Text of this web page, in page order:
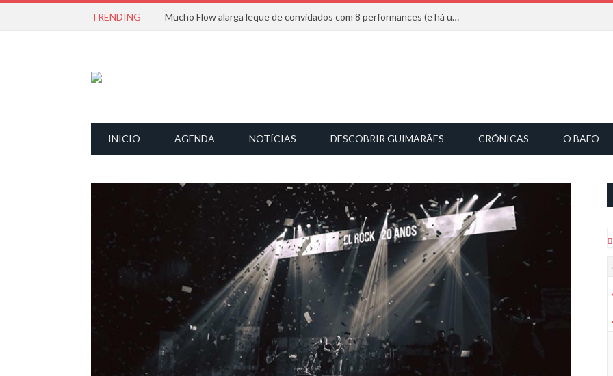
TRENDING Mucho Flow alarga leque de convidados com 8 performances (e há uma saída)
INICIO AGENDA NOTÍCIAS DESCOBRIR GUIMARÃES CRÓNICAS O BAFO